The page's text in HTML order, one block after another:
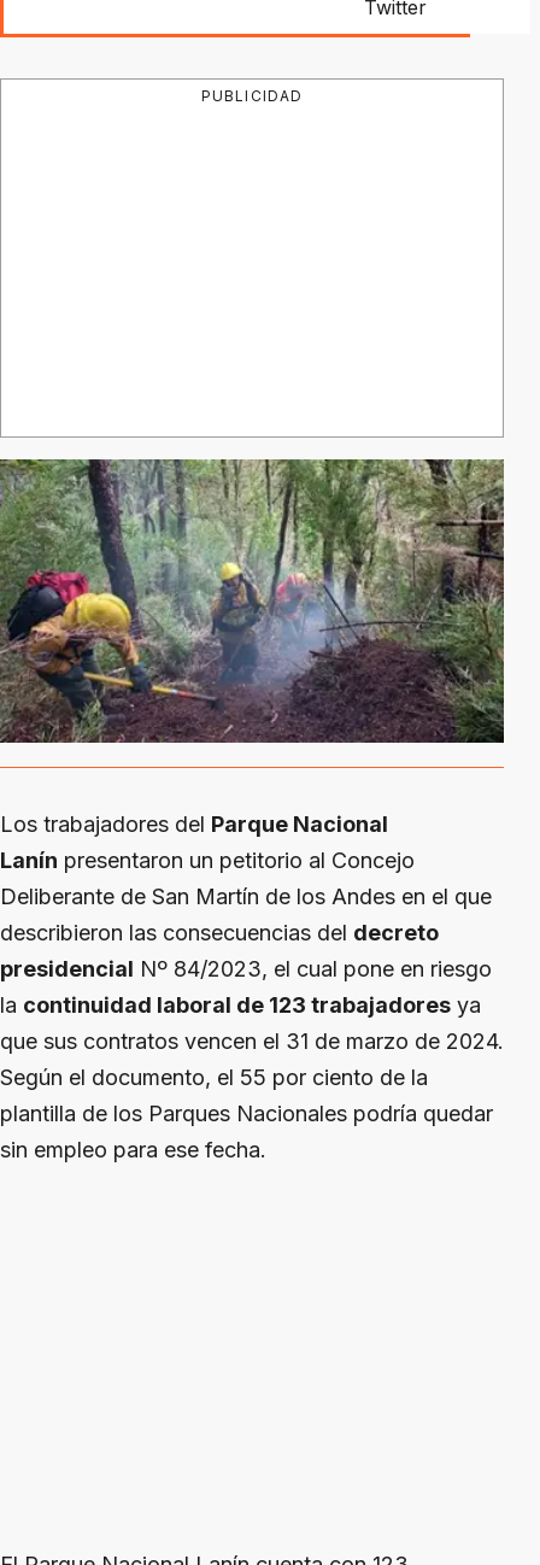
PUBLICIDAD
Los trabajadores del Parque Nacional
Lanín presentaron un petitorio al Concejo
Deliberante de San Martín de los Andes en el que
describieron las consecuencias del decreto
presidencial Nº 84/2023, el cual pone en riesgo
la continuidad laboral de 123 trabajadores ya
que sus contratos vencen el 31 de marzo de 2024.
Según el documento, el 55 por ciento de la
plantilla de los Parques Nacionales podría quedar
sin empleo para ese fecha.